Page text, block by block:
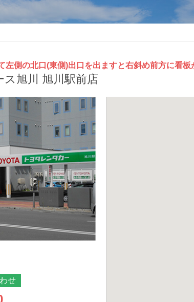
左側の北口(東側)出口を出ますと右斜め前方に看板
ス旭川 旭川駅前店
せ